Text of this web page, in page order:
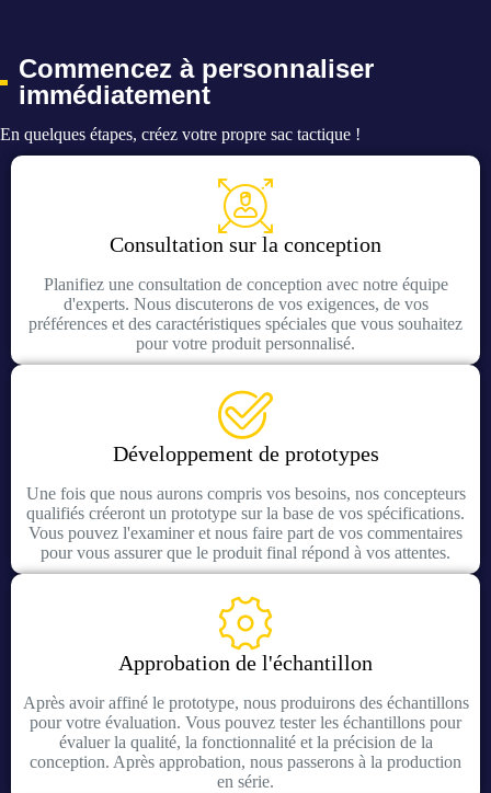
Commencez à personnaliser
immédiatement
En quelques étapes, créez votre propre sac tactique !
Consultation sur la conception
Planifiez une consultation de conception avec notre équipe
d'experts. Nous discuterons de vos exigences, de vos
préférences et des caractéristiques spéciales que vous souhaitez
pour votre produit personnalisé.
Développement de prototypes
Une fois que nous aurons compris vos besoins, nos concepteurs
qualifiés créeront un prototype sur la base de vos spécifications.
Vous pouvez l'examiner et nous faire part de vos commentaires
pour vous assurer que le produit final répond à vos attentes.
Approbation de l'échantillon
Après avoir affiné le prototype, nous produirons des échantillons
pour votre évaluation. Vous pouvez tester les échantillons pour
évaluer la qualité, la fonctionnalité et la précision de la
conception. Après approbation, nous passerons à la production
en série.